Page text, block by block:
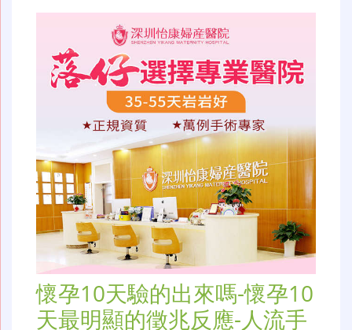
懷孕10天驗的出來嗎-懷孕10
天最明顯的徵兆反應-人流手